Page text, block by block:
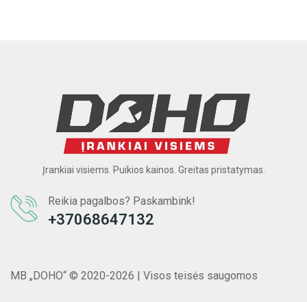
Įrankiai visiems. Puikios kainos. Greitas pristatymas.
Reikia pagalbos? Paskambink!
+37068647132
MB „DOHO“ © 2020-2026 | Visos teisės saugomos